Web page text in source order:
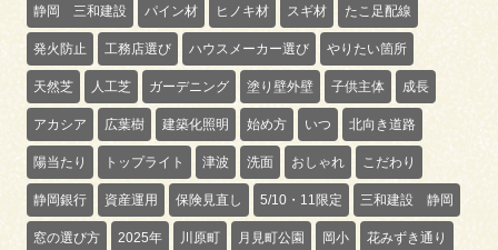
静岡 三和建設 パイン材 ヒノキ材 スギ材 たこ足配線
発火防止 工務店選び ハウスメーカー選び やりたい箇所
天然芝 人工芝 ガーデニング 塗り壁外壁 子供主体 成長
アカシア 広葉樹 建築化照明 始め方 いつ 北向き道路
陽当たり トップライト 津波 洗面 おしゃれ こだわり
静岡銀行 資産運用 保険見直し 5/10・11限定 三和建設 静岡
窓の選び方 2025年 川原町 月見町公園 岡小 花みずき通り